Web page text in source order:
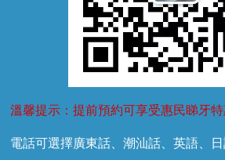
溫馨提示：提前預約可享受惠民睇牙
電話可選擇廣東話、潮汕話、英語、